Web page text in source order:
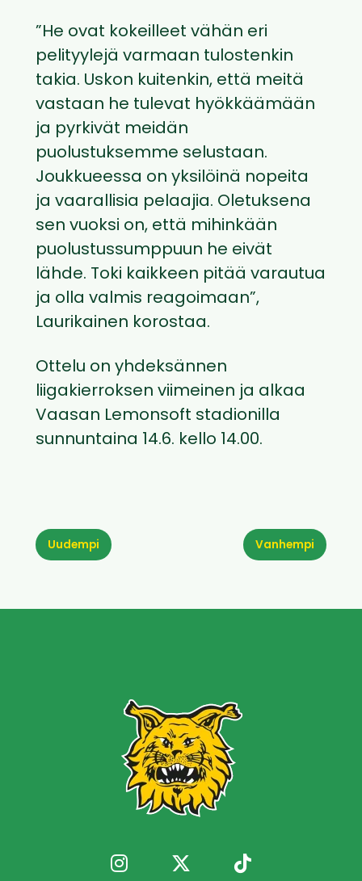
”He ovat kokeilleet vähän eri
pelityylejä varmaan tulostenkin
takia. Uskon kuitenkin, että meitä
vastaan he tulevat hyökkäämään
ja pyrkivät meidän
puolustuksemme selustaan.
Joukkueessa on yksilöinä nopeita
ja vaarallisia pelaajia. Oletuksena
sen vuoksi on, että mihinkään
puolustussumppuun he eivät
lähde. Toki kaikkeen pitää varautua
ja olla valmis reagoimaan”,
Laurikainen korostaa.
Ottelu on yhdeksännen
liigakierroksen viimeinen ja alkaa
Vaasan Lemonsoft stadionilla
sunnuntaina 14.6. kello 14.00.
Vanhempi
Uudempi